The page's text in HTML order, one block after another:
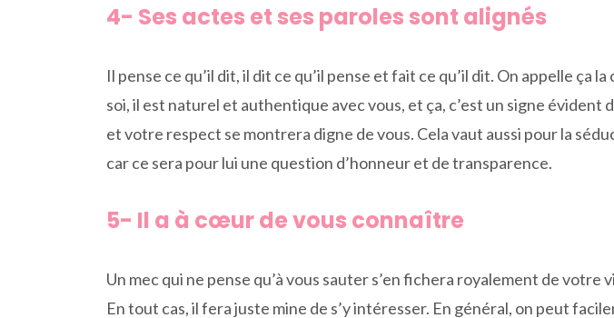
4- Ses actes et ses paroles sont alignés
Il pense ce qu’il dit, il dit ce qu’il pense et fait ce qu’il dit. On appelle ça
soi, il est naturel et authentique avec vous, et ça, c’est un signe
et votre respect se montrera digne de vous. Cela vaut aussi pour la
car ce sera pour lui une question d’honneur et de transparence.
5- Il a à cœur de vous connaître
Un mec qui ne pense qu’à vous sauter s’en fichera royalement de votre
En tout cas, il fera juste mine de s’y intéresser. En général, on peut